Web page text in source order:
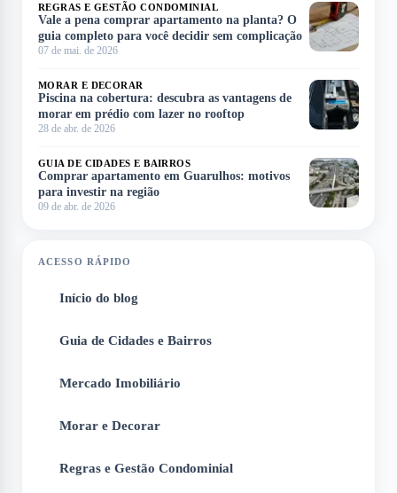
REGRAS E GESTÃO CONDOMINIAL
Vale a pena comprar apartamento na planta? O
guia completo para você decidir sem complicação
07 de mai. de 2026
MORAR E DECORAR
Piscina na cobertura: descubra as vantagens de
morar em prédio com lazer no rooftop
28 de abr. de 2026
GUIA DE CIDADES E BAIRROS
Comprar apartamento em Guarulhos: motivos
para investir na região
09 de abr. de 2026
ACESSO RÁPIDO
Início do blog
Guia de Cidades e Bairros
Mercado Imobiliário
Morar e Decorar
Regras e Gestão Condominial